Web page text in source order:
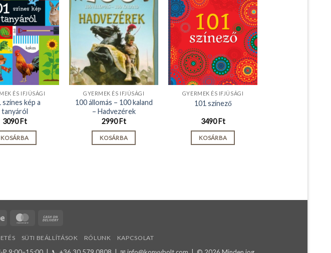
ÉS IFJÚSÁGI
színes kép a
tanyáról
3090Ft
KOSÁRBA
GYERMEK ÉS IFJÚSÁGI
100 állomás – 100 kaland
– Hadvezérek
2990Ft
KOSÁRBA
GYERMEK ÉS IFJÚSÁGI
101 színező
3490Ft
KOSÁRBA
Stripe MasterCard
Delivery
SÜTI BEÁLLÍTÁSOK RÓLUNK KAPCSOLAT